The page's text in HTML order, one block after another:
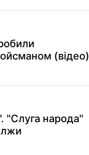
(відео)
"Слуга народа"
лжи